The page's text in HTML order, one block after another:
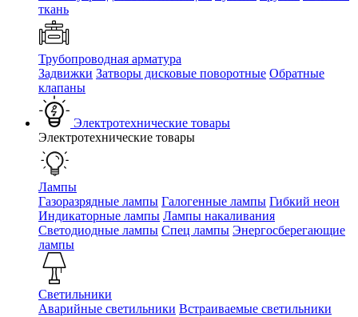
ткань
Трубопроводная арматура
Задвижки Затворы дисковые поворотные Обратные
клапаны
Электротехнические товары
Электротехнические товары
Лампы
Газоразрядные лампы Галогенные лампы Гибкий неон
Индикаторные лампы Лампы накаливания
Светодиодные лампы Спец лампы Энергосберегающие
лампы
Светильники
Аварийные светильники Встраиваемые светильники